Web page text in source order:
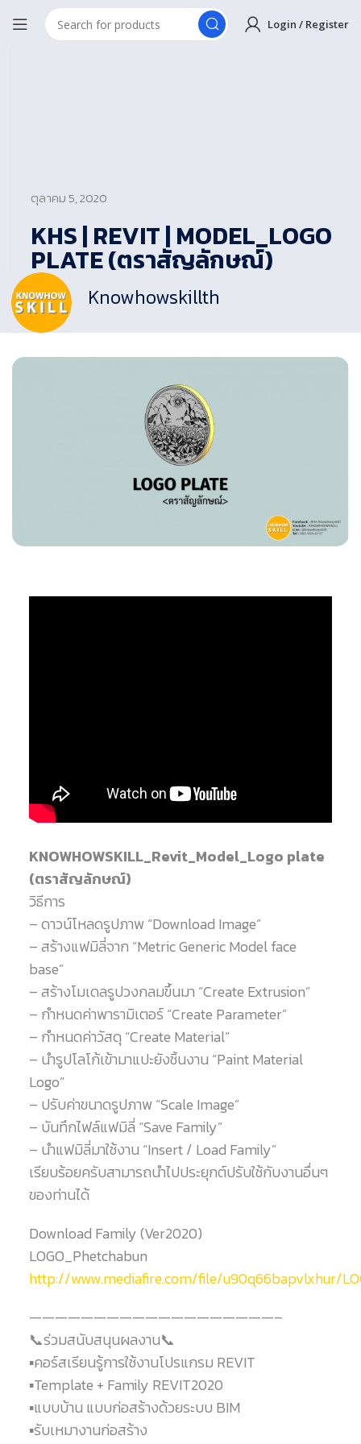
Login / Register
ตุลาคม 5, 2020
KHS | REVIT | MODEL_LOGO
PLATE (ตราสัญลักษณ์)
Knowhowskillth
KNOWHOWSKILL_Revit_Model_Logo plate
(ตราสัญลักษณ์)
วิธีการ
– ดาวน์โหลดรูปภาพ “Download Image”
– สร้างแฟมิลี่จาก “Metric Generic Model face
base”
– สร้างโมเดลรูปวงกลมขึ้นมา “Create Extrusion”
– กำหนดค่าพารามิเตอร์ “Create Parameter”
– กำหนดค่าวัสดุ “Create Material”
– นำรูปโลโก้เข้ามาแปะยังชิ้นงาน “Paint Material
Logo”
– ปรับค่าขนาดรูปภาพ “Scale Image”
– บันทึกไฟล์แฟมิลี่ “Save Family”
– นำแฟมิลี่มาใช้งาน “Insert / Load Family”
เรียบร้อยครับสามารถนำไปประยุกต์ปรับใช้กับงานอื่นๆ
ของท่านได้
Download Family (Ver2020)
LOGO_Phetchabun
http://www.mediafire.com/file/u90q66bapvlxhur/
———————————————————–
📞ร่วมสนับสนุนผลงาน📞
▪️คอร์สเรียนรู้การใช้งานโปรแกรม REVIT
▪️Template + Family REVIT2020
▪️แบบบ้าน แบบก่อสร้างด้วยระบบ BIM
▪️รับเหมางานก่อสร้าง